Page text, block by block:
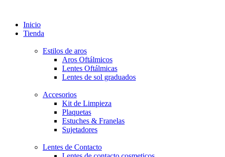
Inicio
Tienda
Estilos de aros
Aros Oftálmicos
Lentes Oftálmicas
Lentes de sol graduados
Accesorios
Kit de Limpieza
Plaquetas
Estuches & Franelas
Sujetadores
Lentes de Contacto